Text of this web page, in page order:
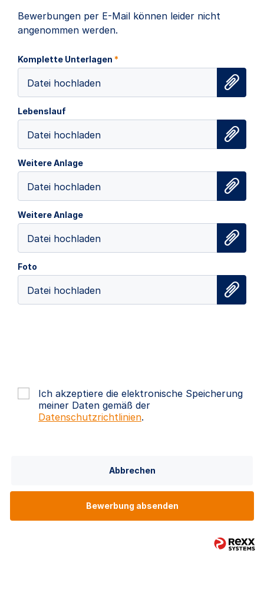
Bewerbungen per E-Mail können leider nicht
angenommen werden.
Komplette Unterlagen *
Datei hochladen
Lebenslauf
Datei hochladen
Weitere Anlage
Datei hochladen
Weitere Anlage
Datei hochladen
Foto
Datei hochladen
Ich akzeptiere die elektronische Speicherung
meiner Daten gemäß der
Datenschutzrichtlinien.
Abbrechen
Bewerbung absenden